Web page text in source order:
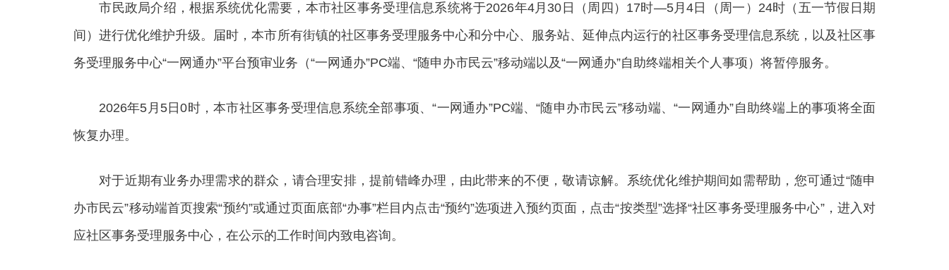
市民政局介绍，根据系统优化需要，本市社区事务受理信息系统将于2026年4月30日（周四）17时—5月4日（周一）24时（五一节假日期
间）进行优化维护升级。届时，本市所有街镇的社区事务受理服务中心和分中心、服务站、延伸点内运行的社区事务受理信息系统，以及社区事
务受理服务中心“一网通办”平台预审业务（“一网通办”PC端、“随申办市民云”移动端以及“一网通办”自助终端相关个人事项）将暂停服务。
2026年5月5日0时，本市社区事务受理信息系统全部事项、“一网通办”PC端、“随申办市民云”移动端、“一网通办”自助终端上的事项将全面
恢复办理。
对于近期有业务办理需求的群众，请合理安排，提前错峰办理，由此带来的不便，敬请谅解。系统优化维护期间如需帮助，您可通过“随申
办市民云”移动端首页搜索“预约”或通过页面底部“办事”栏目内点击“预约”选项进入预约页面，点击“按类型”选择“社区事务受理服务中心”，进入对
应社区事务受理服务中心，在公示的工作时间内致电咨询。